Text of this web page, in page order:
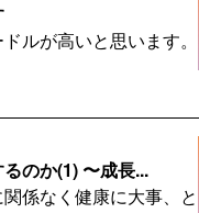
ルが高いと思います。
のか(1) 〜成長...
係なく健康に大事、と